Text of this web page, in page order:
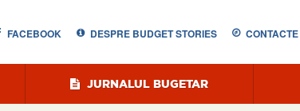
FACEBOOK DESPRE BUDGET STORIES CONTACTE
JURNALUL BUGETAR